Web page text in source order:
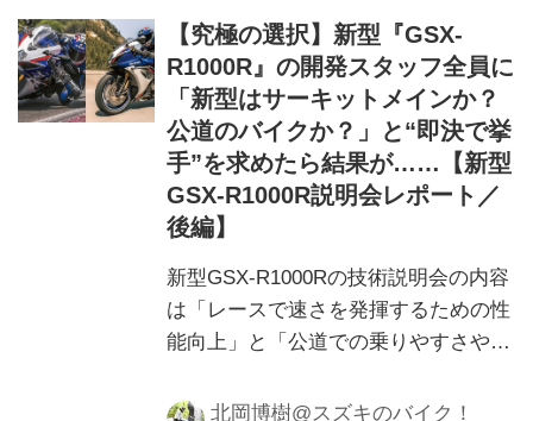
【究極の選択】新型『GSX-
R1000R』の開発スタッフ全員に
「新型はサーキットメインか？
公道のバイクか？」と“即決で挙
手”を求めたら結果が……【新型
GSX-R1000R説明会レポート／
後編】
新型GSX-R1000Rの技術説明会の内容
は「レースで速さを発揮するための性
能向上」と「公道での乗りやすさや耐
ストレートに聞いてみたところ……
北岡博樹@スズキのバイク！